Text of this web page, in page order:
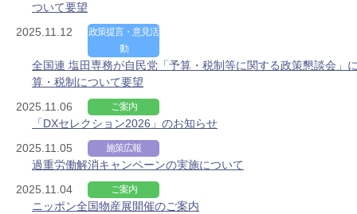
ついて要望
2025.11.12
政策提言・意見活
動
全国連 塩田専務が自民党「予算・税制等に関する政策懇談会」
算・税制について要望
2025.11.06
ご案内
「DXセレクション2026」のお知らせ
2025.11.05
施策広報
過重労働解消キャンペーンの実施について
2025.11.04
ご案内
ニッポン全国物産展開催のご案内